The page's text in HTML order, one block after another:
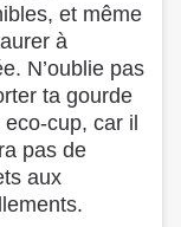
et même
à
N’oublie pas
ta gourde
eco-cup, car il
pas de
aux